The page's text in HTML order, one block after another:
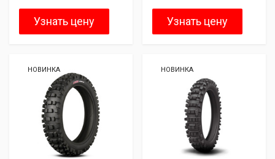
Узнать цену Узнать цену
НОВИНКА НОВИНКА